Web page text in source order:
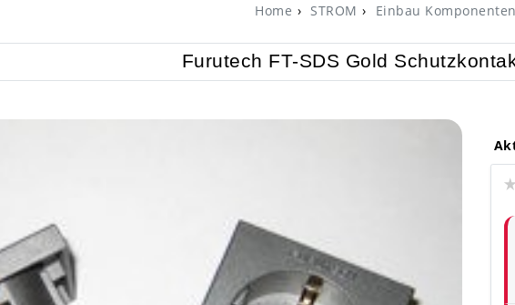
Home STROM Einbau Komponenten
Furutech FT-SDS Gold